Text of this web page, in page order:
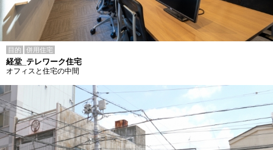
目的 併用住宅
経堂_テレワーク住宅
オフィスと住宅の中間